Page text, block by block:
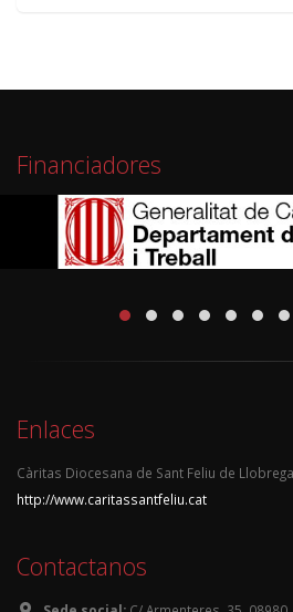
Financiadores
Enlaces
Càritas Diocesana de Sant Feliu de
http://www.caritassantfeliu.cat
Contactanos